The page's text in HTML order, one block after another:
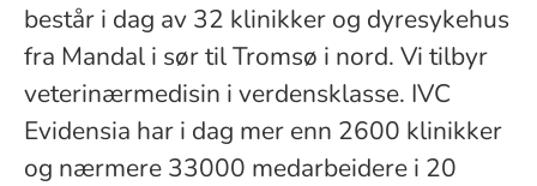
består i dag av 32 klinikker og dyresykehus
fra Mandal i sør til Tromsø i nord. Vi tilbyr
veterinærmedisin i verdensklasse. IVC
Evidensia har i dag mer enn 2600 klinikker
og nærmere 33000 medarbeidere i 20